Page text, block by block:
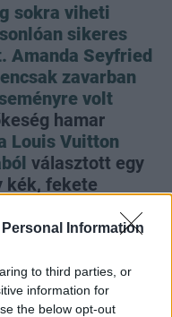
Information
to third parties, or
information for
the below opt-out
sokra viheti
sikeres
Amanda Seyfried
zavarban
volt
hamar
Louis Vuitton
választott egy
kék, fekete
passzol